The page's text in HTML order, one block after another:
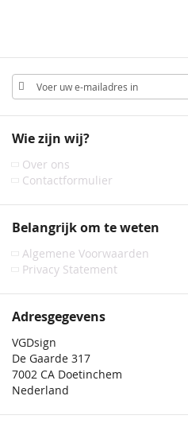
Abonneer
u
op
nieuwsbrief
Wie zijn wij?
Over ons
Contactformulier
Belangrijk om te weten
Algemene Voorwaarden
Privacy Statement
Adresgegevens
VGDsign
De Gaarde 317
7002 CA Doetinchem
Nederland